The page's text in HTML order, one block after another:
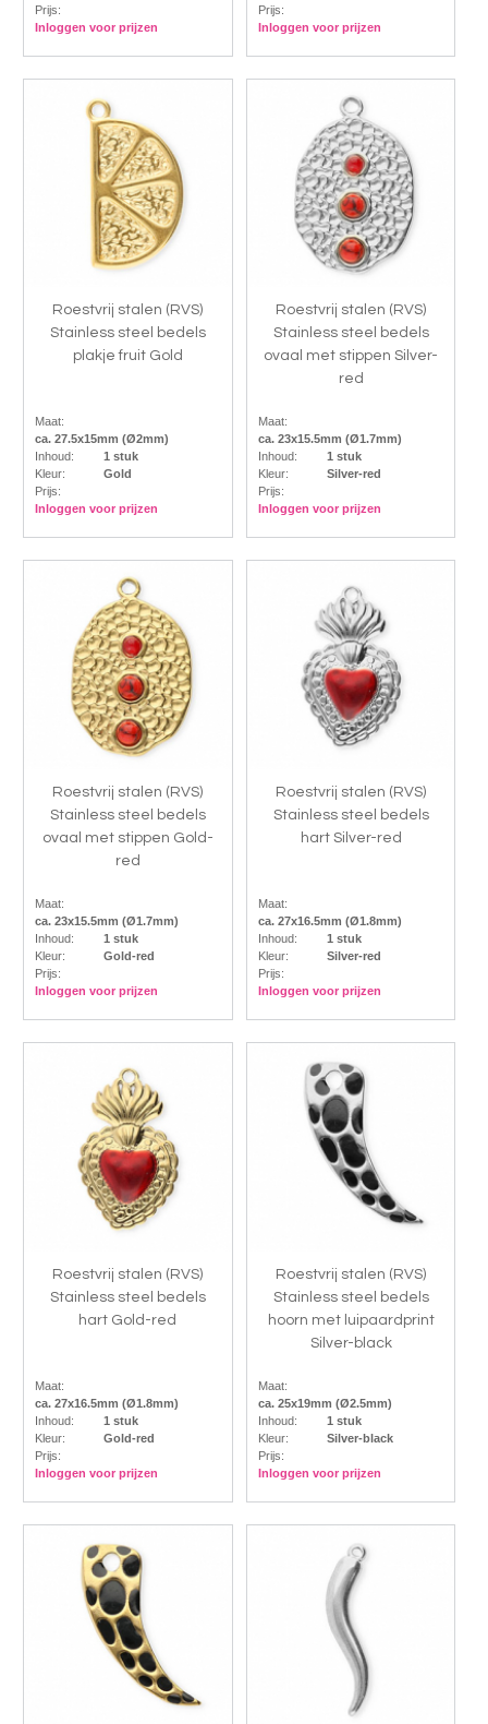
Prijs:
Inloggen voor prijzen
Prijs:
Inloggen voor prijzen
Roestvrij stalen (RVS)
Stainless steel bedels
plakje fruit Gold
Maat:
ca. 27.5x15mm (Ø2mm)
Inhoud:
1 stuk
Kleur:
Gold
Prijs:
Inloggen voor prijzen
Roestvrij stalen (RVS)
Stainless steel bedels
ovaal met stippen Silver-
red
Maat:
ca. 23x15.5mm (Ø1.7mm)
Inhoud:
1 stuk
Kleur:
Silver-red
Prijs:
Inloggen voor prijzen
Roestvrij stalen (RVS)
Stainless steel bedels
ovaal met stippen Gold-
red
Maat:
ca. 23x15.5mm (Ø1.7mm)
Inhoud:
1 stuk
Kleur:
Gold-red
Prijs:
Inloggen voor prijzen
Roestvrij stalen (RVS)
Stainless steel bedels
hart Silver-red
Maat:
ca. 27x16.5mm (Ø1.8mm)
Inhoud:
1 stuk
Kleur:
Silver-red
Prijs:
Inloggen voor prijzen
Roestvrij stalen (RVS)
Stainless steel bedels
hart Gold-red
Maat:
ca. 27x16.5mm (Ø1.8mm)
Inhoud:
1 stuk
Kleur:
Gold-red
Prijs:
Inloggen voor prijzen
Roestvrij stalen (RVS)
Stainless steel bedels
hoorn met luipaardprint
Silver-black
Maat:
ca. 25x19mm (Ø2.5mm)
Inhoud:
1 stuk
Kleur:
Silver-black
Prijs:
Inloggen voor prijzen